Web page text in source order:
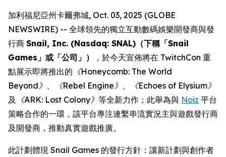
加利福尼亞州卡爾弗城, Oct. 03, 2025 (GLOBE
NEWSWIRE) -- 全球領先的獨立互動數碼娛樂開發商與發
行商 Snail, Inc. (Nasdaq: SNAL)（下稱「Snail
Games」或「公司」）
，於今天宣佈將在 TwitchCon 重
點展示即將推出的 《Honeycomb: The World
Beyond》 、 《Rebel Engine》 、
《Echoes of Elysium》
及
《ARK: Lost Colony》 等全新力作；此舉為與 Noiz 平台
策略合作的一環，該平台專注連繫串流實況主與遊戲發行商
及開發商，推動真實遊戲推廣。
此計劃體現 Snail Games 的發行方針：讓新計劃與創作者